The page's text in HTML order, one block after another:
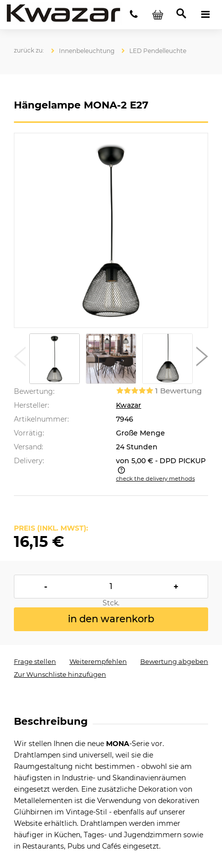
Innenbeleuchtung LED Pendelleuchte
Hängelampe MONA-2 E27
Bewertung: 1 Bewertung
Hersteller:
Kwazar
Artikelnummer:
7946
Vorrätig:
Große Menge
Versand:
24 Stunden
Delivery:
von 5,00 € - DPD PICKUP
The price does not include any possible payment
check the delivery methods
PREIS (INKL. MWST):
16,15 €
- +
Stck.
in den warenkorb
Frage stellen Weiterempfehlen
Bewertung abgeben
Zur Wunschliste hinzufügen
Beschreibung
Wir stellen Ihnen die neue MONA-Serie vor.
Drahtlampen sind universell, weil sie die
Raumgestaltung nicht bestimmen - obwohl sie am
häufigsten in Industrie- und Skandinavienräumen
eingesetzt werden. Eine zusätzliche Dekoration von
Metallelementen ist die Verwendung von dekorativen
Glühbirnen im Vintage-Stil - ebenfalls auf unserer
Website erhältlich. Drahtlampen werden immer
häufiger in Küchen, Tages- und Jugendzimmern sowie
in Restaurants, Pubs und Cafés eingesetzt.